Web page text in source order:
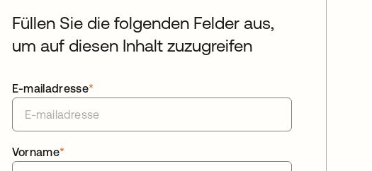
Füllen Sie die folgenden Felder aus,
um auf diesen Inhalt zuzugreifen
*
E-mailadresse
*
Vorname